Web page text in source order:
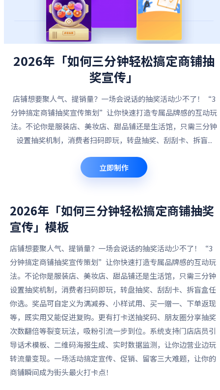
2026年「如何三分钟轻松搞定商铺抽
奖宣传」
店铺想要聚人气、提销量？一场会说话的抽奖活动少不了！“3
分钟搞定商铺抽奖宣传策划”让你快速打造专属品牌感的互动玩
法。不论你是服装店、美妆店、甜品铺还是生活馆，只需三分钟
设置抽奖机制，消费者扫码即玩，转盘抽奖、刮刮卡、拆盲...
立即制作
2026年「如何三分钟轻松搞定商铺抽奖
宣传」 模板
店铺想要聚人气、提销量？一场会说话的抽奖活动少不了！“3
分钟搞定商铺抽奖宣传策划”让你快速打造专属品牌感的互动玩
法。不论你是服装店、美妆店、甜品铺还是生活馆，只需三分钟
设置抽奖机制，消费者扫码即玩，转盘抽奖、刮刮卡、拆盲盒任
你选。奖品可自定义为满减券、小样试用、买一赠一、下单返现
等，既实用又能促进复购。更有打卡送抽奖码、朋友圈分享抽奖
次数翻倍等裂变玩法，吸粉引流一步到位。系统支持门店店员引
导话术模板、二维码海报生成、实时数据监测，让你边营业边玩
转流量变现。一场活动搞定宣传、促销、留客三大难题，让你的
商铺瞬间成为街头最火打卡点！